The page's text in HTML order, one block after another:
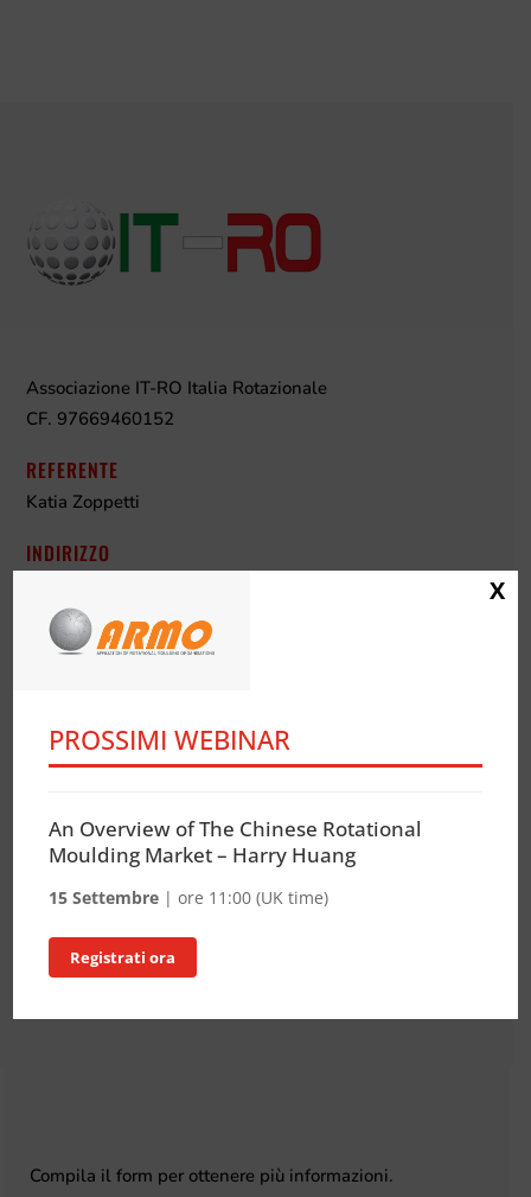
Associazione IT-RO Italia Rotazionale
CF. 97669460152
REFERENTE
Katia Zoppetti
INDIRIZZO
TELEFONO
info@it-ro.it
it-ro.it
Privacy Policy– Cookie Policy
Compila il form per ottenere più informazioni.
PROSSIMI WEBINAR
An Overview of The Chinese Rotational
Moulding Market – Harry Huang
15 Settembre | ore 11:00 (UK time)
Registrati ora
X